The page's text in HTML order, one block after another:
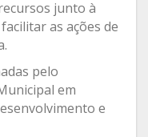
junto à
as ações de
pelo
em
e